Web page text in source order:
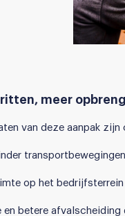
ritten, meer
van deze aanpak
op het
en betere